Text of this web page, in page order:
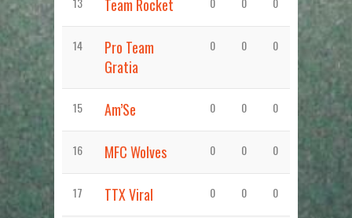
Team Rocket
14
Pro Team
Gratia
0 0 0
15 Am’Se 0 0 0
16 MFC Wolves 0 0 0
17 TTX Viral 0 0 0